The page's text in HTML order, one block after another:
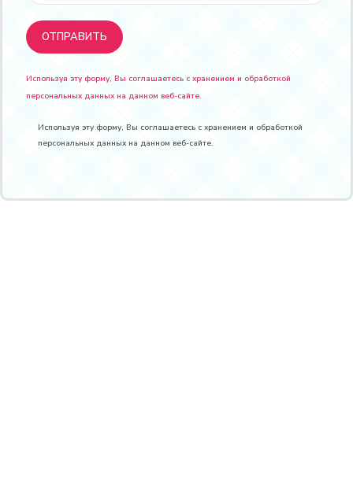
Используя эту форму, Вы соглашаетесь с хранением и обработкой
персональных данных на данном веб-сайте.
Используя эту форму, Вы соглашаетесь с хранением и обработкой
персональных данных на данном веб-сайте.